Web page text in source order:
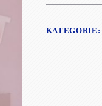
Div.
Menge
KATEGORIE: